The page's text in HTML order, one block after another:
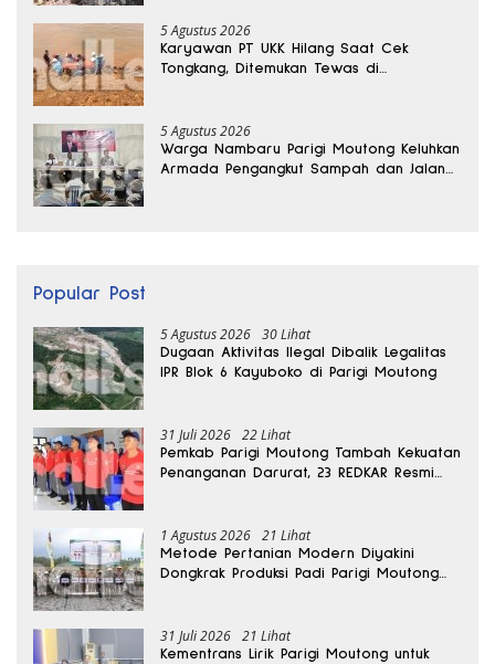
5 Agustus 2026
Karyawan PT UKK Hilang Saat Cek
Tongkang, Ditemukan Tewas di
5 Agustus 2026
Warga Nambaru Parigi Moutong Keluhkan
Armada Pengangkut Sampah dan Jalan
Popular Post
5 Agustus 2026 30 Lihat
Dugaan Aktivitas Ilegal Dibalik Legalitas
IPR Blok 6 Kayuboko di Parigi Moutong
31 Juli 2026 22 Lihat
Pemkab Parigi Moutong Tambah Kekuatan
Penanganan Darurat, 23 REDKAR Resmi
1 Agustus 2026 21 Lihat
Metode Pertanian Modern Diyakini
Dongkrak Produksi Padi Parigi Moutong
31 Juli 2026 21 Lihat
Kementrans Lirik Parigi Moutong untuk